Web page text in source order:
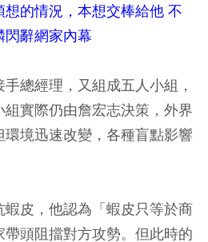
的情況，本想交棒給他 不
閃辭網家內幕
總經理，又組成五人小組，
實際仍由詹宏志決策，外界
境迅速改變，各種盲點影響
皮，他認為「蝦皮只等於商
頭阻擋對方攻勢。但此時的